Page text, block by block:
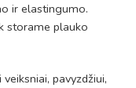
ir elastingumo.
storame plauko
pavyzdžiui,